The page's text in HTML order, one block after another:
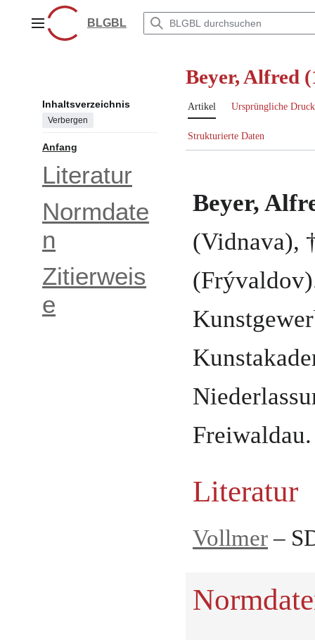
springenHauptmenüBLGBL
Inhaltsverzeichnis
Verbergen
Anfang
Literatur
Normdate
n
Zitierweis
e
Beyer, Alfred
Artikel Ursprüngliche
Strukturierte Daten
Beyer,
(Vidnava),
(Frývaldov)
Freiwaldau.
Literatur
Vollmer–